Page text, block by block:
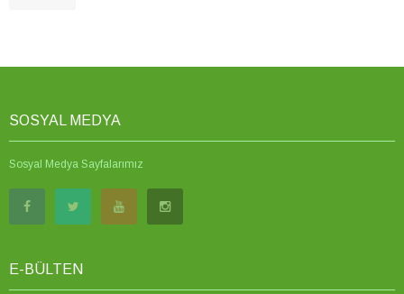
SOSYAL MEDYA
Sosyal Medya Sayfalarımız
E-BÜLTEN